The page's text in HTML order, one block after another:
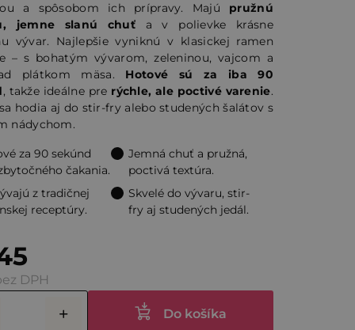
a spôsobom ich prípravy. Majú pružnú
jemne slanú chuťa v polievke krásne
vývar. Najlepšie vyniknú v klasickej ramen
– s bohatým vývarom, zeleninou, vajcom a
plátkom mäsa. Hotové sú za iba 90
, takže ideálne pre rýchle, ale poctivé varenie.
hodia aj do stir-fry alebo studených šalátov s
nádychom.
za 90 sekúnd
čakania.
Jemná chuť a pružná,
poctivá textúra.
z tradičnej
receptúry.
Skvelé do vývaru, stir-
fry aj studených jedál.
DPH
Do košíka